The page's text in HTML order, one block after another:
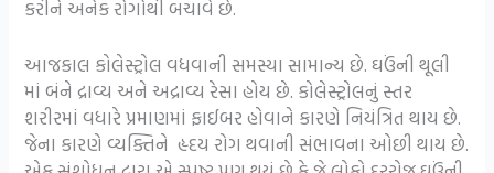
કરીને અનેક રોગોથી બચાવે છે.
આજકાલ કોલેસ્ટ્રોલ વધવાની સમસ્યા સામાન્ય છે. ઘઉંની થૂલી
માં બંને દ્રાવ્ય અને અદ્રાવ્ય રેસા હોય છે. કોલેસ્ટ્રોલનું સ્તર
શરીરમાં વધારે પ્રમાણમાં ફાઈબર હોવાને કારણે નિયંત્રિત થાય છે.
જેના કારણે વ્યક્તિને હૃદય રોગ થવાની સંભાવના ઓછી થાય છે.